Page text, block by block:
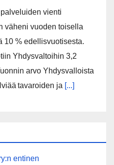
vienti
väheni vuoden toisella
10 % edellisvuotisesta.
Yhdysvaltoihin 3,2
arvo Yhdysvalloista
tavaroiden ja [...]
entinen